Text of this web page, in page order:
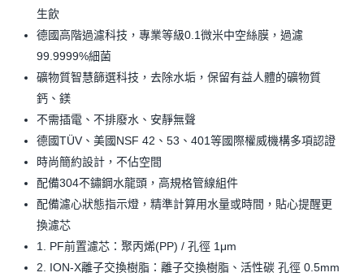
生飲
德國高階過濾科技，專業等級0.1微米中空絲膜，過濾
99.9999%細菌
礦物質智慧篩選科技，去除水垢，保留有益人體的礦物質
鈣、鎂
不需插電、不排廢水、安靜無聲
德國TÜV、美國NSF 42、53、401等國際權威機構多項認證
時尚簡約設計，不佔空間
配備304不鏽鋼水龍頭，高規格管線組件
配備濾心狀態指示燈，精準計算用水量或時間，貼心提醒更
換濾芯
1. PF前置濾芯：聚丙烯(PP) / 孔徑 1μm
2. ION-X離子交換樹脂：離子交換樹脂、活性碳 孔徑 0.5mm